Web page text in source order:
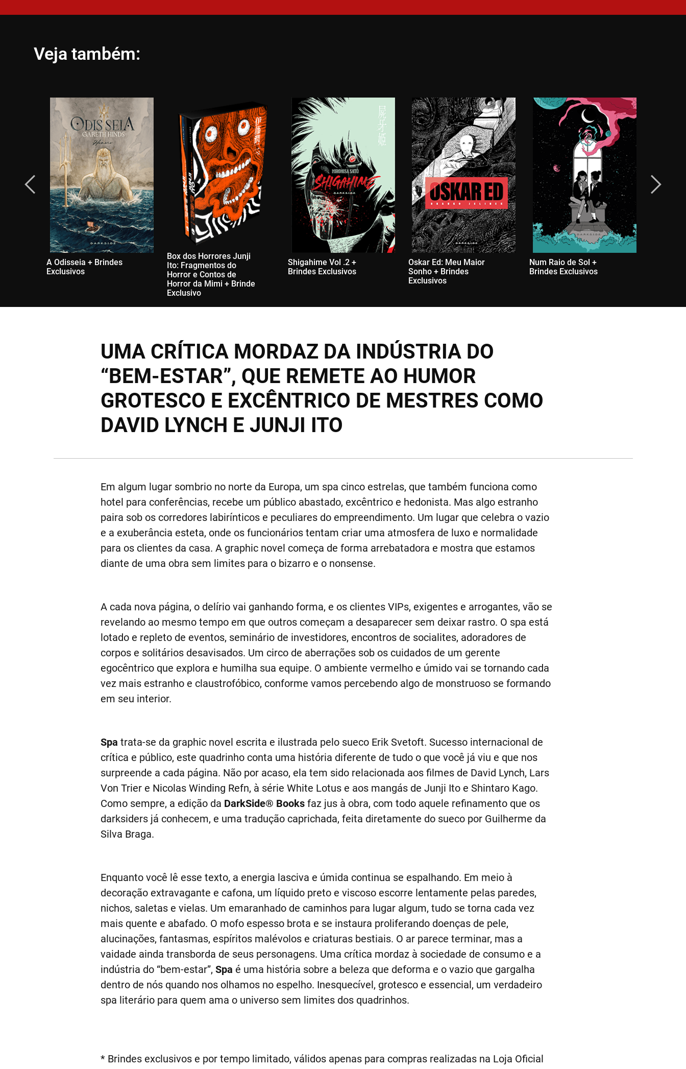
Veja também:
A Odisseia + Brindes
Exclusivos
Box dos Horrores Junji
Ito: Fragmentos do
Horror e Contos de
Horror da Mimi + Brinde
Exclusivo
Shigahime Vol .2 +
Brindes Exclusivos
Oskar Ed: Meu Maior
Sonho + Brindes
Exclusivos
Num Raio de Sol +
Brindes Exclusivos
UMA CRÍTICA MORDAZ DA INDÚSTRIA DO
“BEM-ESTAR”, QUE REMETE AO HUMOR
GROTESCO E EXCÊNTRICO DE MESTRES COMO
DAVID LYNCH E JUNJI ITO
Em algum lugar sombrio no norte da Europa, um spa cinco estrelas, que também funciona como
hotel para conferências, recebe um público abastado, excêntrico e hedonista. Mas algo estranho
paira sob os corredores labirínticos e peculiares do empreendimento. Um lugar que celebra o vazio
e a exuberância esteta, onde os funcionários tentam criar uma atmosfera de luxo e normalidade
para os clientes da casa. A graphic novel começa de forma arrebatadora e mostra que estamos
diante de uma obra sem limites para o bizarro e o nonsense.
A cada nova página, o delírio vai ganhando forma, e os clientes VIPs, exigentes e arrogantes, vão se
revelando ao mesmo tempo em que outros começam a desaparecer sem deixar rastro. O spa está
lotado e repleto de eventos, seminário de investidores, encontros de socialites, adoradores de
corpos e solitários desavisados. Um circo de aberrações sob os cuidados de um gerente
egocêntrico que explora e humilha sua equipe. O ambiente vermelho e úmido vai se tornando cada
vez mais estranho e claustrofóbico, conforme vamos percebendo algo de monstruoso se formando
em seu interior.
Spa trata-se da graphic novel escrita e ilustrada pelo sueco Erik Svetoft. Sucesso internacional de
crítica e público, este quadrinho conta uma história diferente de tudo o que você já viu e que nos
surpreende a cada página. Não por acaso, ela tem sido relacionada aos filmes de David Lynch, Lars
Von Trier e Nicolas Winding Refn, à série White Lotus e aos mangás de Junji Ito e Shintaro Kago.
Como sempre, a edição da DarkSide® Booksfaz jus à obra, com todo aquele refinamento que os
darksiders já conhecem, e uma tradução caprichada, feita diretamente do sueco por Guilherme da
Silva Braga.
Enquanto você lê esse texto, a energia lasciva e úmida continua se espalhando. Em meio à
decoração extravagante e cafona, um líquido preto e viscoso escorre lentamente pelas paredes,
nichos, saletas e vielas. Um emaranhado de caminhos para lugar algum, tudo se torna cada vez
mais quente e abafado. O mofo espesso brota e se instaura proliferando doenças de pele,
alucinações, fantasmas, espíritos malévolos e criaturas bestiais. O ar parece terminar, mas a
vaidade ainda transborda de seus personagens. Uma crítica mordaz à sociedade de consumo e a
indústria do “bem-estar”, Spa é uma história sobre a beleza que deforma e o vazio que gargalha
dentro de nós quando nos olhamos no espelho. Inesquecível, grotesco e essencial, um verdadeiro
spa literário para quem ama o universo sem limites dos quadrinhos.
* Brindes exclusivos e por tempo limitado, válidos apenas para compras realizadas na Loja Oficial